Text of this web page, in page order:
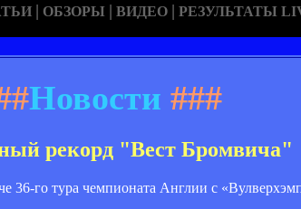
| ОБЗОРЫ | ВИДЕО | РЕЗУЛЬТАТЫ
Новости ###
рекорд "Вест Бромвича"
36-го тура чемпионата Англии с